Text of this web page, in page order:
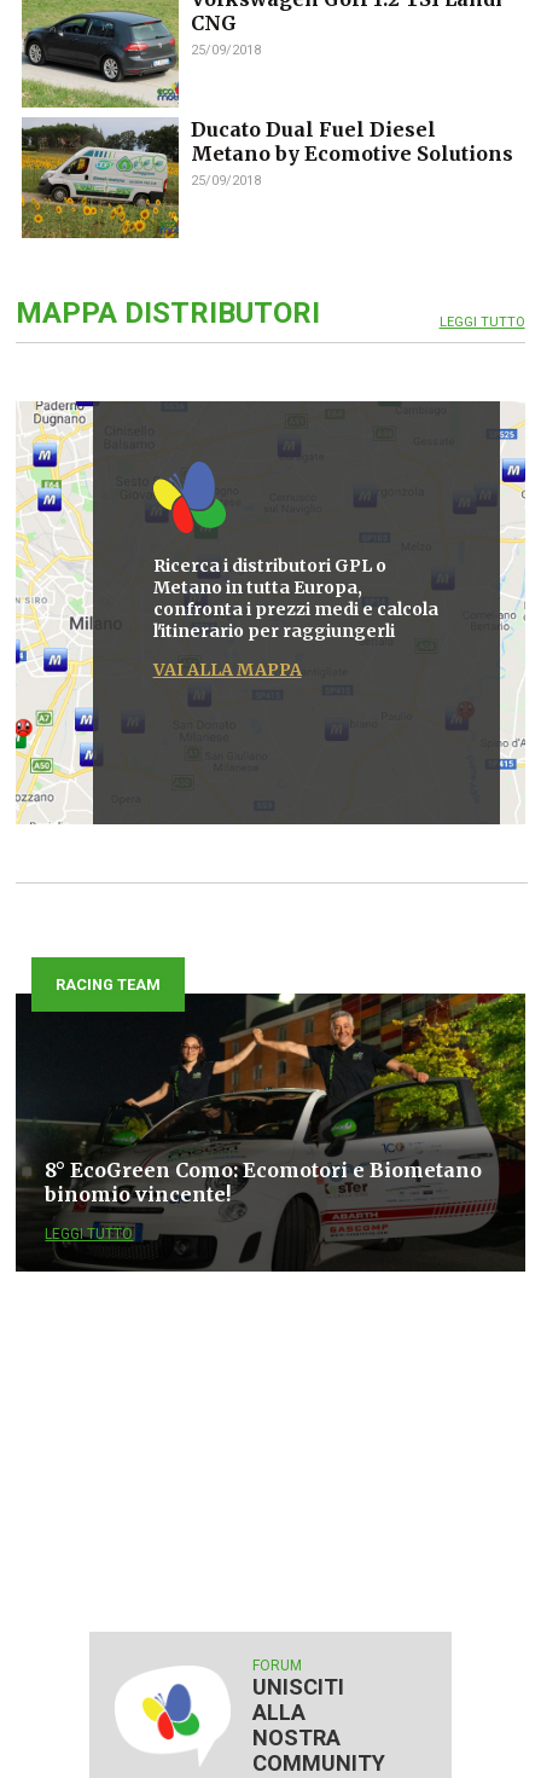
CNG
25/09/2018
Ducato Dual Fuel Diesel
Metano by Ecomotive Solutions
25/09/2018
MAPPA DISTRIBUTORI LEGGI TUTTO
Ricerca i distributori GPL o
Metano in tutta Europa,
confronta i prezzi medi e calcola
l'itinerario per raggiungerli
VAI ALLA MAPPA
RACING TEAM
8° EcoGreen Como: Ecomotori e Biometano
binomio vincente!
LEGGI TUTTO
FORUM
UNISCITI
ALLA
NOSTRA
COMMUNITY